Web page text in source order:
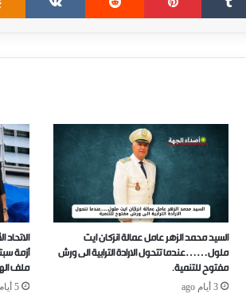
السيد محمد الزهر عامل عمالة انزكان ايت
ملول……عندما تتحول الارادة الترابية الى ورش
مفتوح للتنمية.
3 أيام ago
أزمة
ملف
5 أيام ago